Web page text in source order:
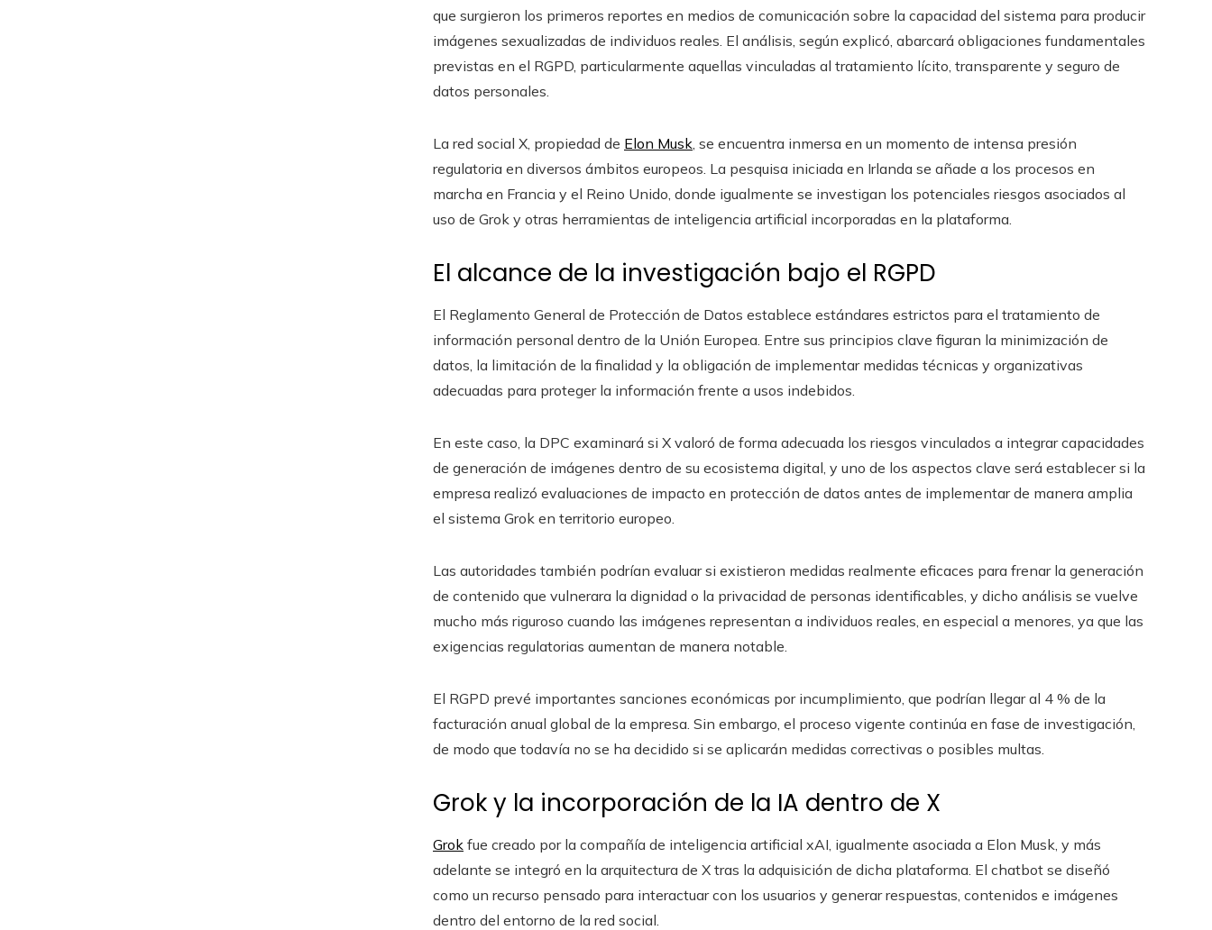
que surgieron los primeros reportes en medios de comunicación sobre la capacidad del sistema para producir
imágenes sexualizadas de individuos reales. El análisis, según explicó, abarcará obligaciones fundamentales
previstas en el RGPD, particularmente aquellas vinculadas al tratamiento lícito, transparente y seguro de
datos personales.
La red social X, propiedad de Elon Musk , se encuentra inmersa en un momento de intensa presión
regulatoria en diversos ámbitos europeos. La pesquisa iniciada en Irlanda se añade a los procesos en
marcha en Francia y el Reino Unido, donde igualmente se investigan los potenciales riesgos asociados al
uso de Grok y otras herramientas de inteligencia artificial incorporadas en la plataforma.
El alcance de la investigación bajo el RGPD
El Reglamento General de Protección de Datos establece estándares estrictos para el tratamiento de
información personal dentro de la Unión Europea. Entre sus principios clave figuran la minimización de
datos, la limitación de la finalidad y la obligación de implementar medidas técnicas y organizativas
adecuadas para proteger la información frente a usos indebidos.
En este caso, la DPC examinará si X valoró de forma adecuada los riesgos vinculados a integrar capacidades
de generación de imágenes dentro de su ecosistema digital, y uno de los aspectos clave será establecer si la
empresa realizó evaluaciones de impacto en protección de datos antes de implementar de manera amplia
el sistema Grok en territorio europeo.
Las autoridades también podrían evaluar si existieron medidas realmente eficaces para frenar la generación
de contenido que vulnerara la dignidad o la privacidad de personas identificables, y dicho análisis se vuelve
mucho más riguroso cuando las imágenes representan a individuos reales, en especial a menores, ya que las
exigencias regulatorias aumentan de manera notable.
El RGPD prevé importantes sanciones económicas por incumplimiento, que podrían llegar al 4 % de la
facturación anual global de la empresa. Sin embargo, el proceso vigente continúa en fase de investigación,
de modo que todavía no se ha decidido si se aplicarán medidas correctivas o posibles multas.
Grok y la incorporación de la IA dentro de X
Grok fue creado por la compañía de inteligencia artificial xAI, igualmente asociada a Elon Musk, y más
adelante se integró en la arquitectura de X tras la adquisición de dicha plataforma. El chatbot se diseñó
como un recurso pensado para interactuar con los usuarios y generar respuestas, contenidos e imágenes
dentro del entorno de la red social.